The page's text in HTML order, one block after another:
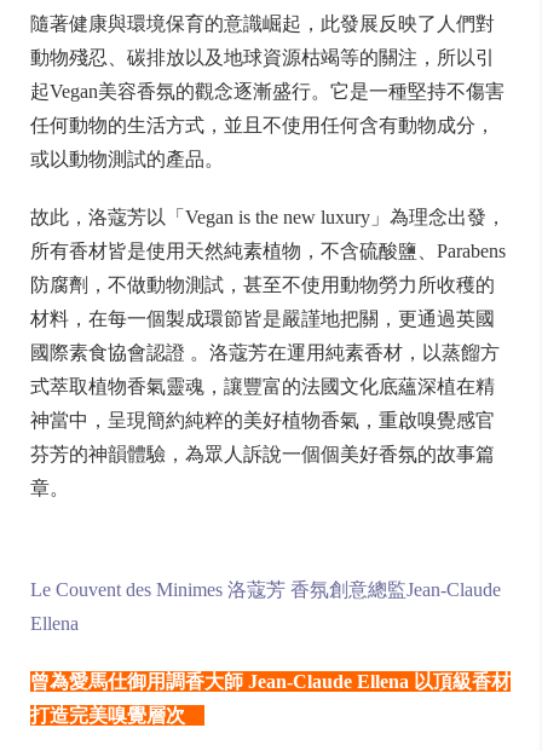
隨著健康與環境保育的意識崛起，此發展反映了人們對
動物殘忍、碳排放以及地球資源枯竭等的關注，所以引
起Vegan美容香氛的觀念逐漸盛行。它是一種堅持不傷害
任何動物的生活方式，並且不使用任何含有動物成分，
或以動物測試的產品。
故此，洛蔻芳以「Vegan is the new luxury」為理念出發，
所有香材皆是使用天然純素植物，不含硫酸鹽、Parabens
防腐劑，不做動物測試，甚至不使用動物勞力所收穫的
材料，在每一個製成環節皆是嚴謹地把關，更通過英國
國際素食協會認證 。洛蔻芳在運用純素香材，以蒸餾方
式萃取植物香氣靈魂，讓豐富的法國文化底蘊深植在精
神當中，呈現簡約純粹的美好植物香氣，重啟嗅覺感官
芬芳的神韻體驗，為眾人訴說一個個美好香氛的故事篇
章。
Le Couvent des Minimes 洛蔻芳 香氛創意總監Jean-Claude
Ellena
曾為愛馬仕御用調香大師 Jean-Claude Ellena 以頂級香材
打造完美嗅覺層次